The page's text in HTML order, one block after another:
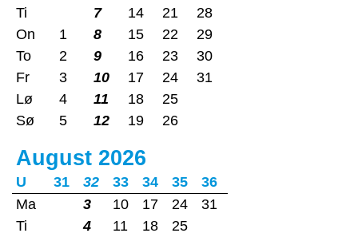
Ti
7 14 21
28
On
1 8 15 22
29
To
2 9 16 23
30
Fr
3 10 17 24
31
Lø
4 11 18
25
Sø
5 12 19 26
August 2026
U 31 32 33 34 35
36
Ma
3 10 17 24
31
Ti
4 11 18
25